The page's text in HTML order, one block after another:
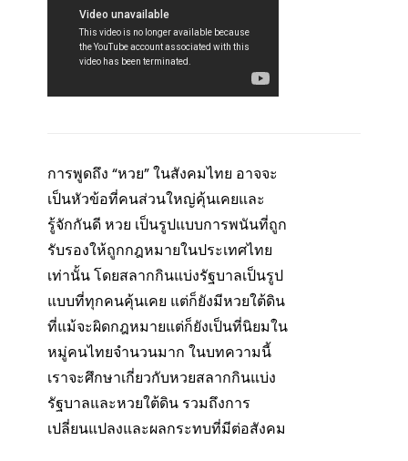
การพูดถึง “หวย” ในสังคมไทย อาจจะ
เป็นหัวข้อที่คนส่วนใหญ่คุ้นเคยและ
รู้จักกันดี หวย เป็นรูปแบบการพนันที่ถูก
รับรองให้ถูกกฎหมายในประเทศไทย
เท่านั้น โดยสลากกินแบ่งรัฐบาลเป็นรูป
แบบที่ทุกคนคุ้นเคย แต่ก็ยังมีหวยใต้ดิน
ที่แม้จะผิดกฎหมายแต่ก็ยังเป็นที่นิยมใน
หมู่คนไทยจำนวนมาก ในบทความนี้
เราจะศึกษาเกี่ยวกับหวยสลากกินแบ่ง
รัฐบาลและหวยใต้ดิน รวมถึงการ
เปลี่ยนแปลงและผลกระทบที่มีต่อสังคม